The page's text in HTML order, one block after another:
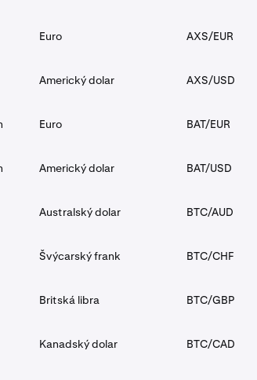
Euro AXS/EUR
Americký dolar AXS/USD
Euro BAT/EUR
Americký dolar BAT/USD
Australský dolar BTC/AUD
Švýcarský frank BTC/CHF
Britská libra BTC/GBP
Kanadský dolar BTC/CAD